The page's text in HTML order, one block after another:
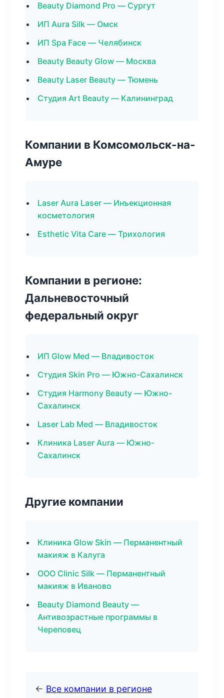
Beauty Diamond Pro — Сургут
ИП Aura Silk — Омск
ИП Spa Face — Челябинск
Beauty Beauty Glow — Москва
Beauty Laser Beauty — Тюмень
Студия Art Beauty — Калининград
Компании в Комсомольск-на-
Амуре
Laser Aura Laser — Инъекционная
косметология
Esthetic Vita Care — Трихология
Компании в регионе:
Дальневосточный
федеральный округ
ИП Glow Med — Владивосток
Студия Skin Pro — Южно-Сахалинск
Студия Harmony Beauty — Южно-
Сахалинск
Laser Lab Med — Владивосток
Клиника Laser Aura — Южно-
Сахалинск
Другие компании
Клиника Glow Skin — Перманентный
макияж в Калуга
ООО Clinic Silk — Перманентный
макияж в Иваново
Beauty Diamond Beauty —
Антивозрастные программы в
Череповец
← Все компании в регионе